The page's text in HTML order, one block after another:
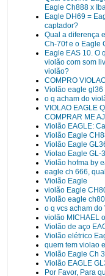
Eagle Ch888 x
Eagle DH69 =
captador?
Qual a diferença
Ch-70f e o Eagle
Eagle EAS 10. O
violão com som
violão?
COMPRO
Violão eagle gl36
o q acham do
VIOLAO EAGLE
COMPRAR ME
Violão EAGLE:
Violão Eagle
Violão Eagle
Violao Eagle GL-
Violão hofma by
eagle ch 666,
Violão Eagle
violão Eagle
Violão eagle
o q vcs acham
violão MICHAEL
Violão de aço
Violão elétrico
quem tem violao
Violão Eagle Ch
Violão EAGLE
Por Favor, Para